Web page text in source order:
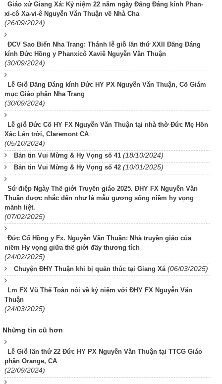
Giáo xứ Giang Xá: Kỷ niệm 22 năm ngày Đấng Đáng kính Phan-
xi-cô Xa-vi-ê Nguyễn Văn Thuận về Nhà Cha
(26/09/2024)
ĐCV Sao Biển Nha Trang: Thánh lễ giỗ lần thứ XXII Đấng Đáng
kính Đức Hồng y Phanxicô Xaviê Nguyễn Văn Thuận
(30/09/2024)
Lễ Giỗ Đấng Đáng kính Đức HY PX Nguyễn Văn Thuận, Cố Giám
mục Giáo phận Nha Trang
(30/09/2024)
Lễ giỗ Đức Cố HY FX Nguyễn Văn Thuận tại nhà thờ Đức Mẹ Hồn
Xác Lên trời, Claremont CA
(05/10/2024)
Bản tin Vui Mừng & Hy Vọng số 41 (18/10/2024)
Bản tin Vui Mừng & Hy Vọng số 42 (10/01/2025)
Sứ điệp Ngày Thế giới Truyền giáo 2025. ĐHY FX Nguyễn Văn
Thuận được nhắc đến như là mẫu gương sống niềm hy vọng
mãnh liệt.
(07/02/2025)
Đức Cố Hồng y Fx. Nguyễn Văn Thuận: Nhà truyền giáo của
niềm Hy vọng giữa thế giới đầy thương tích
(24/02/2025)
Chuyện ĐHY Thuận khi bị quản thúc tại Giang Xá (06/03/2025)
Lm FX Vũ Thế Toàn nói về kỷ niệm với ĐHY FX Nguyễn Văn
Thuận
(24/03/2025)
Những tin cũ hơn
Lễ Giỗ lần thứ 22 Đức HY PX Nguyễn Văn Thuận tại TTCG Giáo
phận Orange, CA
(22/09/2024)